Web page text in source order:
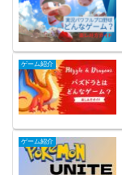
ゲーム紹介
ゲーム紹介